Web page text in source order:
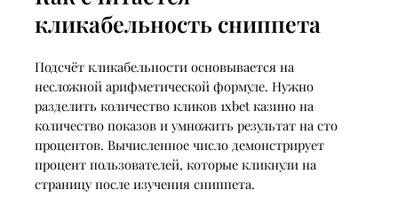
кликабельность сниппета
Подсчёт кликабельности основывается на
несложной арифметической формуле. Нужно
разделить количество кликов 1xbet казино на
количество показов и умножить результат на сто
процентов. Вычисленное число демонстрирует
процент пользователей, которые кликнули на
страницу после изучения сниппета.